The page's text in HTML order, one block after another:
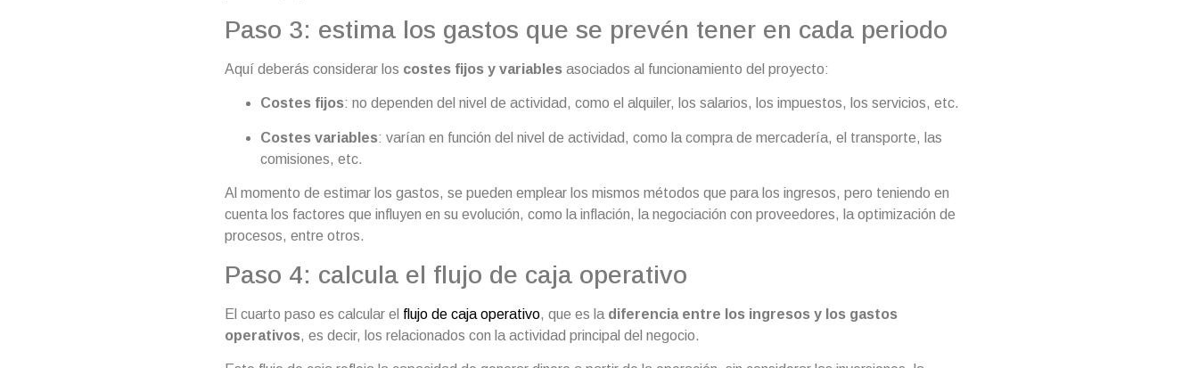
Paso 3: estima los gastos que se prevén tener en cada periodo
Aquí deberás considerar los costes fijos y variables asociados al funcionamiento del proyecto:
Costes fijos: no dependen del nivel de actividad, como el alquiler, los salarios, los impuestos, los servicios, etc.
Costes variables: varían en función del nivel de actividad, como la compra de mercadería, el transporte, las
comisiones, etc.
Al momento de estimar los gastos, se pueden emplear los mismos métodos que para los ingresos, pero teniendo en
cuenta los factores que influyen en su evolución, como la inflación, la negociación con proveedores, la optimización de
procesos, entre otros.
Paso 4: calcula el flujo de caja operativo
El cuarto paso es calcular el flujo de caja operativo, que es la diferencia entre los ingresos y los gastos
operativos, es decir, los relacionados con la actividad principal del negocio.